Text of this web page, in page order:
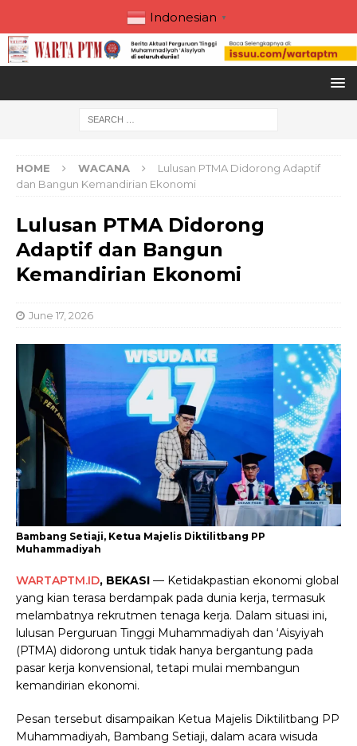
Indonesian ▼
HOME WACANA
Lulusan PTMA Didorong Adaptif
dan Bangun Kemandirian Ekonomi
Lulusan PTMA Didorong
Adaptif dan Bangun
Kemandirian Ekonomi
June 17, 2026
Bambang Setiaji, Ketua Majelis Diktilitbang PP
Muhammadiyah
WARTAPTM.ID, BEKASI — Ketidakpastian ekonomi global
yang kian terasa berdampak pada dunia kerja, termasuk
melambatnya rekrutmen tenaga kerja. Dalam situasi ini,
lulusan Perguruan Tinggi Muhammadiyah dan ‘Aisyiyah
(PTMA) didorong untuk tidak hanya bergantung pada
pasar kerja konvensional, tetapi mulai membangun
kemandirian ekonomi.
Pesan tersebut disampaikan Ketua Majelis Diktilitbang PP
Muhammadiyah, Bambang Setiaji, dalam acara wisuda